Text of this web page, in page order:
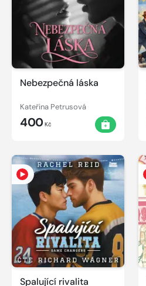
Nebezpečná láska
Kateřina Petrusová
400Kč
Spalující rivalita